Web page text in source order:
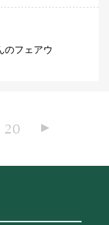
フェアウ
20